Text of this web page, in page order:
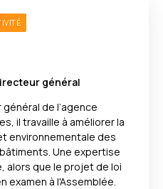
général
de l’agence
il travaille à améliorer la
environnementale des
Une expertise
alors que le projet de loi
examen à l'Assemblée.